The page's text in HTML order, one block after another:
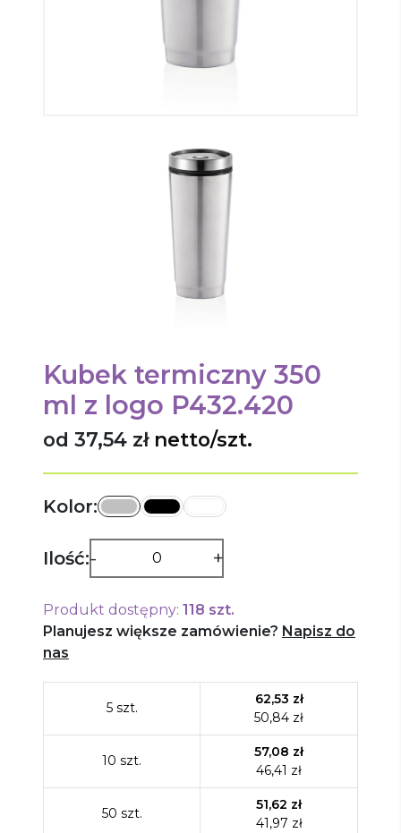
Kubek termiczny 350
ml z logo P432.420
od 37,54 zł netto/szt.
Kolor:
Ilość:- +
Produkt dostępny: 118 szt.
Planujesz większe zamówienie? Napisz do
nas
5 szt.
62,53 zł
50,84 zł
10 szt.
57,08 zł
46,41 zł
50 szt.
51,62 zł
41,97 zł